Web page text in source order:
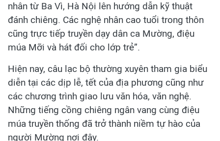
nhân từ Ba Vì, Hà Nội lên hướng dẫn kỹ thuật
đánh chiêng. Các nghệ nhân cao tuổi trong thôn
cũng trực tiếp truyền dạy dân ca Mường, điệu
múa Mỡi và hát đối cho lớp trẻ”.
Hiện nay, câu lạc bộ thường xuyên tham gia biểu
diễn tại các dịp lễ, tết của địa phương cũng như
các chương trình giao lưu văn hóa, văn nghệ.
Những tiếng cồng chiêng ngân vang cùng điệu
múa truyền thống đã trở thành niềm tự hào của
người Mường nơi đây.